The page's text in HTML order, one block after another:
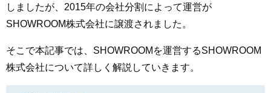
しましたが、2015年の会社分割によって運営が
SHOWROOM株式会社に譲渡されました。
そこで本記事では、SHOWROOMを運営するSHOWROOM
株式会社について詳しく解説していきます。